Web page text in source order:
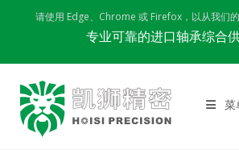
请使用 Edge、Chrome 或 Firefox，以从我们的
专业可靠的进口轴承综合
菜